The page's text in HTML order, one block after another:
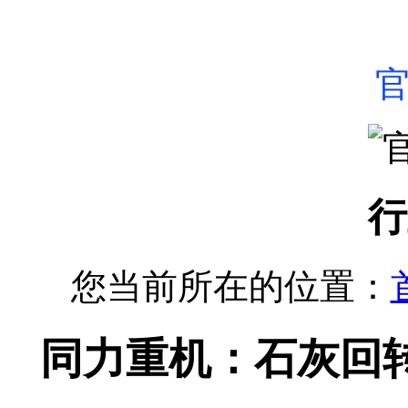
您当前所在的位置：
同力重机：石灰回